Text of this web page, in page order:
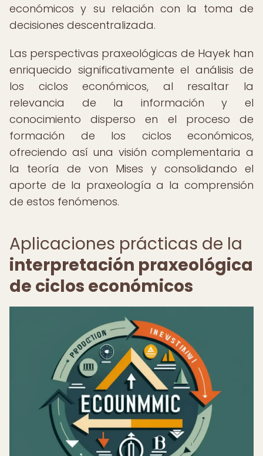
económicos y su relación con la toma de
decisiones descentralizada.
Las perspectivas praxeológicas de Hayek han
enriquecido significativamente el análisis de
los ciclos económicos, al resaltar la
relevancia de la información y el
conocimiento disperso en el proceso de
formación de los ciclos económicos,
ofreciendo así una visión complementaria a
la teoría de von Mises y consolidando el
aporte de la praxeología a la comprensión
de estos fenómenos.
Aplicaciones prácticas de la
interpretación praxeológica
de ciclos económicos